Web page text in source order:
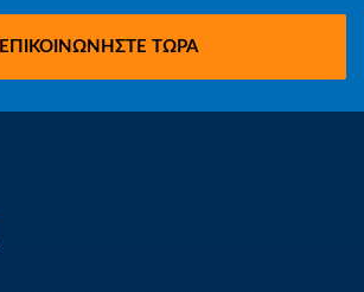
ΕΠΙΚΟΙΝΩΝΉΣΤΕ ΤΏΡΑ